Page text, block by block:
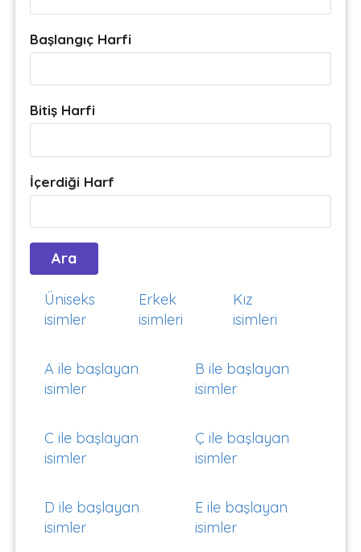
Başlangıç Harfi
Bitiş Harfi
İçerdiği Harf
Üniseks
isimler
Erkek
isimleri
Kız
isimleri
A ile başlayan
isimler
B ile başlayan
isimler
C ile başlayan
isimler
Ç ile başlayan
isimler
D ile başlayan
isimler
E ile başlayan
isimler